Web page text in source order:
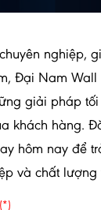
Thấpnghiệp,
Đại Nam Wall
giải pháp
khách hàng.
hôm nay để
và chất lượng
(*)